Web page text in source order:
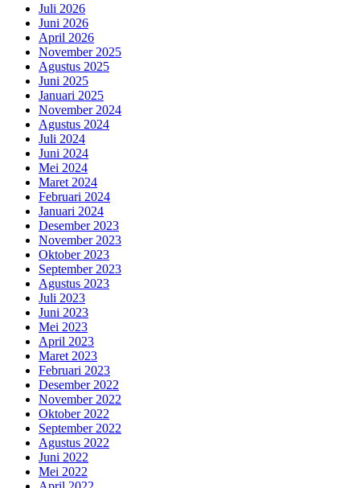
Juli 2026
Juni 2026
April 2026
November 2025
Agustus 2025
Juni 2025
Januari 2025
November 2024
Agustus 2024
Juli 2024
Juni 2024
Mei 2024
Maret 2024
Februari 2024
Januari 2024
Desember 2023
November 2023
Oktober 2023
September 2023
Agustus 2023
Juli 2023
Juni 2023
Mei 2023
April 2023
Maret 2023
Februari 2023
Desember 2022
November 2022
Oktober 2022
September 2022
Agustus 2022
Juni 2022
Mei 2022